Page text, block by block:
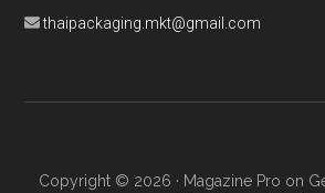
thaipackaging.mkt@gmail.com
Copyright © 2026 · Magazine Pro on